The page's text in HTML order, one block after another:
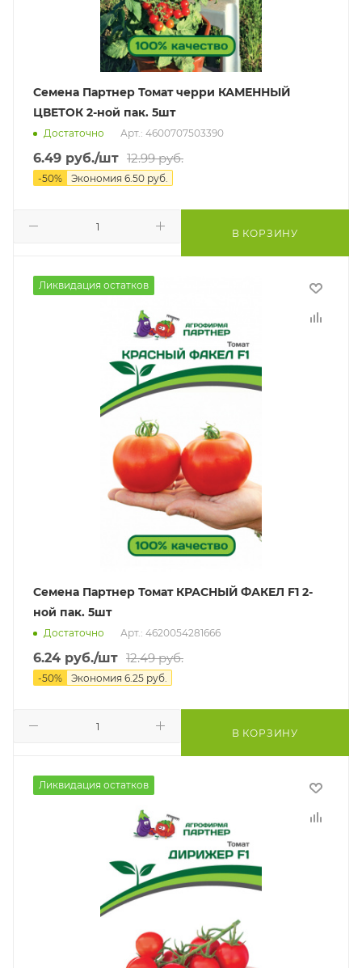
Семена Партнер Томат черри КАМЕННЫЙ
ЦВЕТОК 2-ной пак. 5шт
Достаточно Арт.: 4600707503390
6.49 руб./шт 12.99руб.
-50% Экономия 6.50 руб.
В КОРЗИНУ
Ликвидация остатков
Семена Партнер Томат КРАСНЫЙ ФАКЕЛ F1 2-
ной пак. 5шт
Достаточно Арт.: 4620054281666
6.24 руб./шт 12.49руб.
-50% Экономия 6.25 руб.
В КОРЗИНУ
Ликвидация остатков